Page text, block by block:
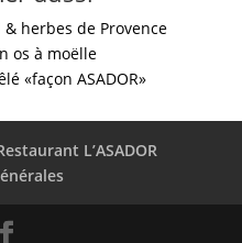
& herbes de Provence
os à moëlle
«façon ASADOR»
L’ASADOR